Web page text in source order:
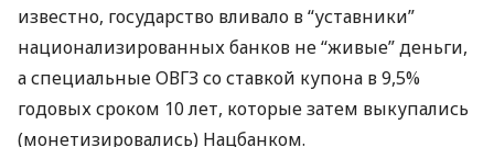
известно, государство вливало в “уставники”
национализированных банков не “живые” деньги,
а специальные ОВГЗ со ставкой купона в 9,5%
годовых сроком 10 лет, которые затем выкупались
(монетизировались) Нацбанком.